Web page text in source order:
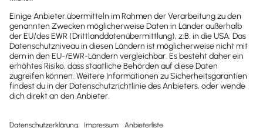
wichtige News zu
Gesetzesänderungen,
hilfreiche Praxis-Tipps und
kostenlose Tools für
Unternehmen erhalten?
Dann abonniere unseren